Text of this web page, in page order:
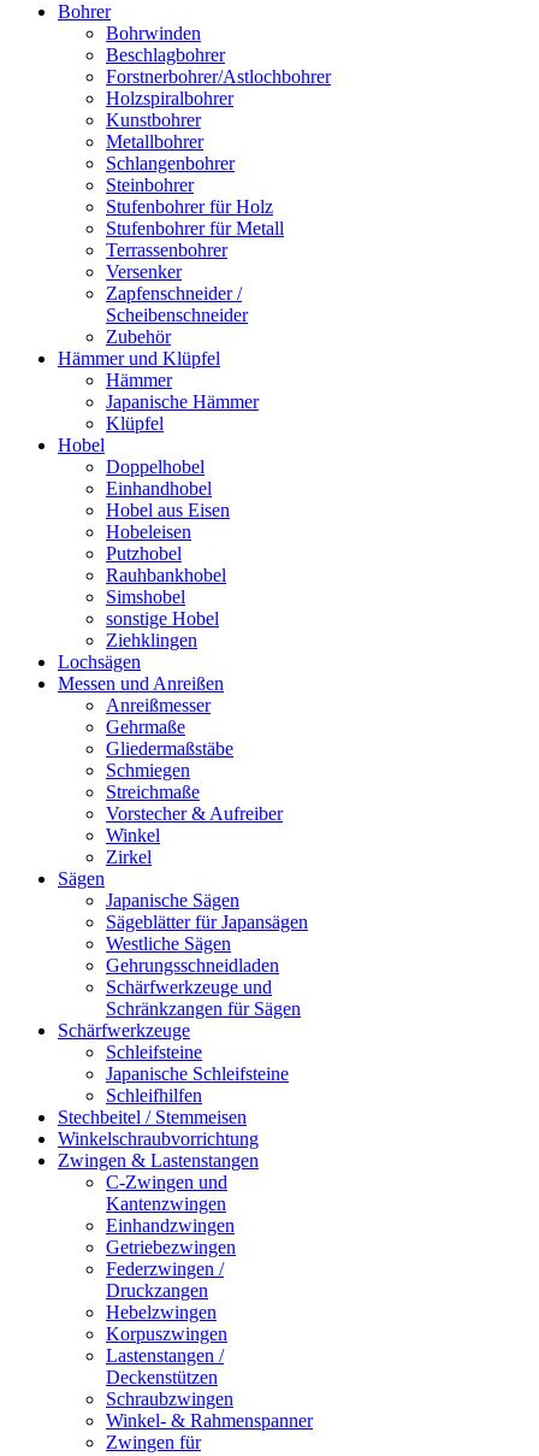
Bohrer
Bohrwinden
Beschlagbohrer
Forstnerbohrer/Astlochbohrer
Holzspiralbohrer
Kunstbohrer
Metallbohrer
Schlangenbohrer
Steinbohrer
Stufenbohrer für Holz
Stufenbohrer für Metall
Terrassenbohrer
Versenker
Zapfenschneider /
Scheibenschneider
Zubehör
Hämmer und Klüpfel
Hämmer
Japanische Hämmer
Klüpfel
Hobel
Doppelhobel
Einhandhobel
Hobel aus Eisen
Hobeleisen
Putzhobel
Rauhbankhobel
Simshobel
sonstige Hobel
Ziehklingen
Lochsägen
Messen und Anreißen
Anreißmesser
Gehrmaße
Gliedermaßstäbe
Schmiegen
Streichmaße
Vorstecher & Aufreiber
Winkel
Zirkel
Sägen
Japanische Sägen
Sägeblätter für Japansägen
Westliche Sägen
Gehrungsschneidladen
Schärfwerkzeuge und
Schränkzangen für Sägen
Schärfwerkzeuge
Schleifsteine
Japanische Schleifsteine
Schleifhilfen
Stechbeitel / Stemmeisen
Winkelschraubvorrichtung
Zwingen & Lastenstangen
C-Zwingen und
Kantenzwingen
Einhandzwingen
Getriebezwingen
Federzwingen /
Druckzangen
Hebelzwingen
Korpuszwingen
Lastenstangen /
Deckenstützen
Schraubzwingen
Winkel- & Rahmenspanner
Zwingen für